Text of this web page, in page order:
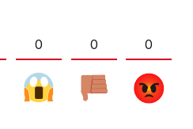
0 0 0